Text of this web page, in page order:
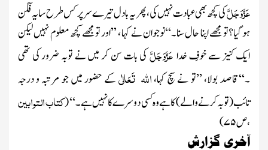
عَزَّوَجَلَّکی کچھ بھی عبادت نہیں کی ، پھر یہ بادل تیرے سر پر کس طرح سایہ فگن
ہو گیا؟تو مجھے اپنا حال سنا۔‘‘نوجوان نے کہا ، ’’اور تو مجھے کچھ معلوم نہیں لیکن
ایک کنیز سے خوفِ خداعَزَّوَجَلَّکی بات سن کر میں نے توبہ ضرور کی تھی
۔‘‘قاصد بولا، ’’تو نے سچ کہا،اللہ تَعَالٰیکے حضور میں جو مرتبہ و درجہ
تائب(توبہ کرنے والے)کا ہے وہ کسی دوسرے کا نہیں ہے۔‘‘(کتاب التوابین
، ص۷۵)
آخری گزارش